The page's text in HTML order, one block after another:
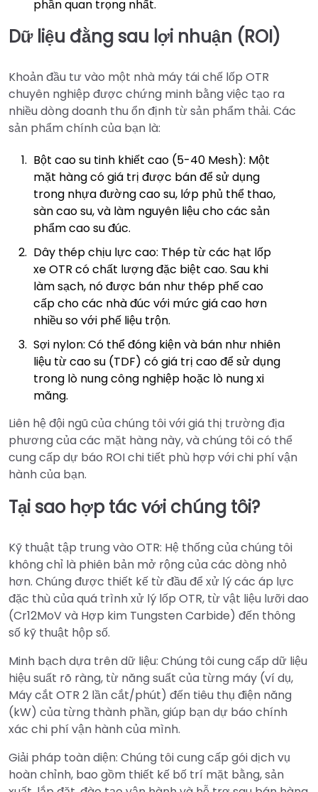
phần quan trọng nhất.
Dữ liệu đằng sau lợi nhuận (ROI)
Khoản đầu tư vào một nhà máy tái chế lốp OTR
chuyên nghiệp được chứng minh bằng việc tạo ra
nhiều dòng doanh thu ổn định từ sản phẩm thải. Các
sản phẩm chính của bạn là:
Bột cao su tinh khiết cao (5-40 Mesh): Một
mặt hàng có giá trị được bán để sử dụng
trong nhựa đường cao su, lớp phủ thể thao,
sàn cao su, và làm nguyên liệu cho các sản
phẩm cao su đúc.
Dây thép chịu lực cao: Thép từ các hạt lốp
xe OTR có chất lượng đặc biệt cao. Sau khi
làm sạch, nó được bán như thép phế cao
cấp cho các nhà đúc với mức giá cao hơn
nhiều so với phế liệu trộn.
Sợi nylon: Có thể đóng kiện và bán như nhiên
liệu từ cao su (TDF) có giá trị cao để sử dụng
trong lò nung công nghiệp hoặc lò nung xi
măng.
Liên hệ đội ngũ của chúng tôi với giá thị trường địa
phương của các mặt hàng này, và chúng tôi có thể
cung cấp dự báo ROI chi tiết phù hợp với chi phí vận
hành của bạn.
Tại sao hợp tác với chúng tôi?
Kỹ thuật tập trung vào OTR: Hệ thống của chúng tôi
không chỉ là phiên bản mở rộng của các dòng nhỏ
hơn. Chúng được thiết kế từ đầu để xử lý các áp lực
đặc thù của quá trình xử lý lốp OTR, từ vật liệu lưỡi dao
(Cr12MoV và Hợp kim Tungsten Carbide) đến thông
số kỹ thuật hộp số.
Minh bạch dựa trên dữ liệu: Chúng tôi cung cấp dữ liệu
hiệu suất rõ ràng, từ năng suất của từng máy (ví dụ,
Máy cắt OTR 2 lần cắt/phút) đến tiêu thụ điện năng
(kW) của từng thành phần, giúp bạn dự báo chính
xác chi phí vận hành của mình.
Giải pháp toàn diện: Chúng tôi cung cấp gói dịch vụ
hoàn chỉnh, bao gồm thiết kế bố trí mặt bằng, sản